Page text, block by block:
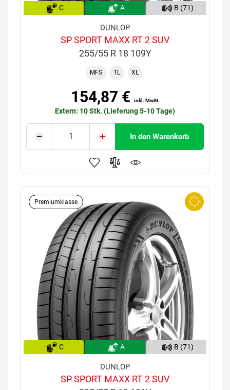
C A B (71)
DUNLOP
SP SPORT MAXX RT 2 SUV
255/55 R 18 109Y
MFS TL XL
154,87 € inkl. MwSt.
Extern: 10 Stk. (Lieferung 5-10 Tage)
In den Warenkorb
Premiumklasse
C A B (71)
DUNLOP
SP SPORT MAXX RT 2 SUV